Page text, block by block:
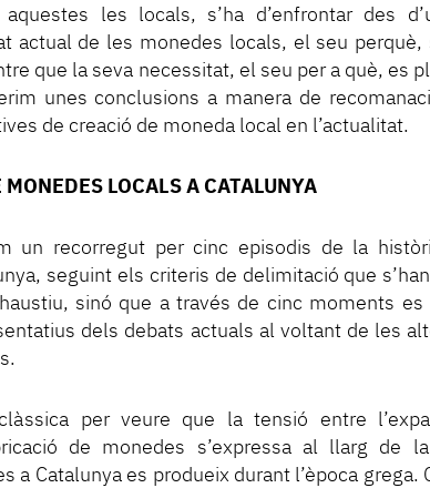
les locals, s’ha d’enfrontar des
actual de les monedes locals, el seu perquè,
que la seva necessitat, el seu per a què, es
unes conclusions a manera de
de creació de moneda local en l’actualitat.
MONEDES LOCALS A CATALUNYA
un recorregut per cinc episodis de la
seguint els criteris de delimitació que
sinó que a través de cinc moments es
dels debats actuals al voltant de les
per veure que la tensió entre
de monedes s’expressa al llarg de
a Catalunya es produeix durant l’època grega.